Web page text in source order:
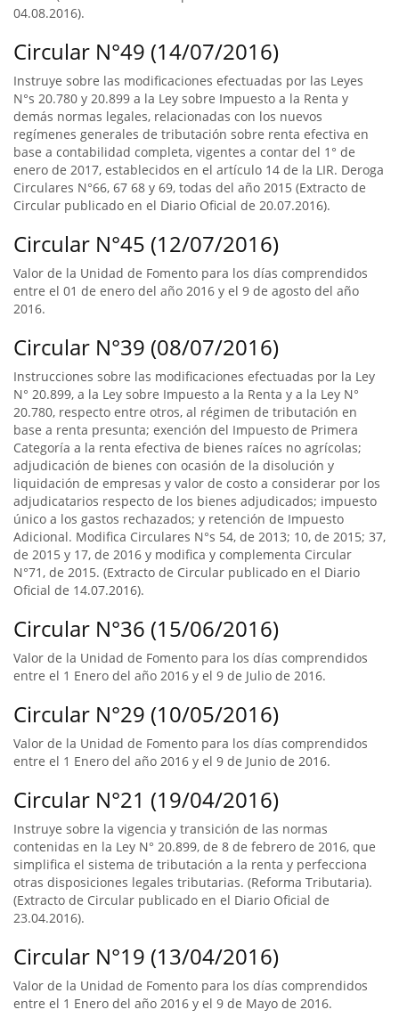
04.08.2016).
Circular N°49 (14/07/2016)
Instruye sobre las modificaciones efectuadas por las Leyes
N°s 20.780 y 20.899 a la Ley sobre Impuesto a la Renta y
demás normas legales, relacionadas con los nuevos
regímenes generales de tributación sobre renta efectiva en
base a contabilidad completa, vigentes a contar del 1° de
enero de 2017, establecidos en el artículo 14 de la LIR. Deroga
Circulares N°66, 67 68 y 69, todas del año 2015 (Extracto de
Circular publicado en el Diario Oficial de 20.07.2016).
Circular N°45 (12/07/2016)
Valor de la Unidad de Fomento para los días comprendidos
entre el 01 de enero del año 2016 y el 9 de agosto del año
2016.
Circular N°39 (08/07/2016)
Instrucciones sobre las modificaciones efectuadas por la Ley
N° 20.899, a la Ley sobre Impuesto a la Renta y a la Ley N°
20.780, respecto entre otros, al régimen de tributación en
base a renta presunta; exención del Impuesto de Primera
Categoría a la renta efectiva de bienes raíces no agrícolas;
adjudicación de bienes con ocasión de la disolución y
liquidación de empresas y valor de costo a considerar por los
adjudicatarios respecto de los bienes adjudicados; impuesto
único a los gastos rechazados; y retención de Impuesto
Adicional. Modifica Circulares N°s 54, de 2013; 10, de 2015; 37,
de 2015 y 17, de 2016 y modifica y complementa Circular
N°71, de 2015. (Extracto de Circular publicado en el Diario
Oficial de 14.07.2016).
Circular N°36 (15/06/2016)
Valor de la Unidad de Fomento para los días comprendidos
entre el 1 Enero del año 2016 y el 9 de Julio de 2016.
Circular N°29 (10/05/2016)
Valor de la Unidad de Fomento para los días comprendidos
entre el 1 Enero del año 2016 y el 9 de Junio de 2016.
Circular N°21 (19/04/2016)
Instruye sobre la vigencia y transición de las normas
contenidas en la Ley N° 20.899, de 8 de febrero de 2016, que
simplifica el sistema de tributación a la renta y perfecciona
otras disposiciones legales tributarias. (Reforma Tributaria).
(Extracto de Circular publicado en el Diario Oficial de
23.04.2016).
Circular N°19 (13/04/2016)
Valor de la Unidad de Fomento para los días comprendidos
entre el 1 Enero del año 2016 y el 9 de Mayo de 2016.